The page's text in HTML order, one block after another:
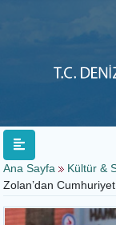
Ana Sayfa Kültür &
Zolan’dan